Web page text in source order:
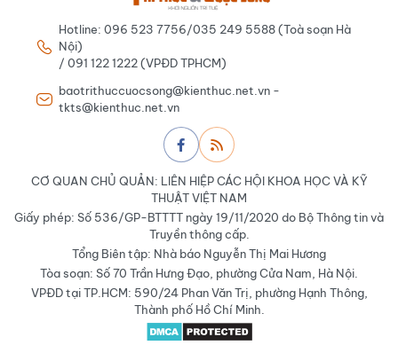
Hotline: 096 523 7756/035 249 5588 (Toà soạn Hà
Nội)
/ 091 122 1222 (VPĐD TPHCM)
baotrithuccuocsong@kienthuc.net.vn -
tkts@kienthuc.net.vn
CƠ QUAN CHỦ QUẢN: LIÊN HIỆP CÁC HỘI KHOA HỌC VÀ KỸ
THUẬT VIỆT NAM
Giấy phép: Số 536/GP-BTTTT ngày 19/11/2020 do Bộ Thông tin và
Truyền thông cấp.
Tổng Biên tập: Nhà báo Nguyễn Thị Mai Hương
Tòa soạn: Số 70 Trần Hưng Đạo, phường Cửa Nam, Hà Nội.
VPĐD tại TP.HCM: 590/24 Phan Văn Trị, phường Hạnh Thông,
Thành phố Hồ Chí Minh.